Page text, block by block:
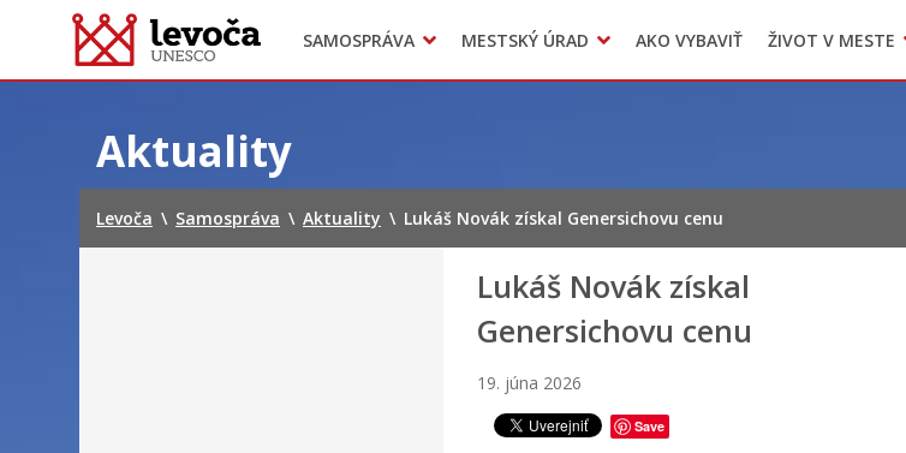
SAMOSPRÁVA
Dokumenty mesta
Transparentné
MESTSKÝ ÚRAD
Projekty
Voľba hlavného
AKO VYBAVIŤ ŽIVOT V MESTE
Doprava
LIMKA
Aktuality
Levoča \ Samospráva \ Aktuality \ Lukáš Novák získal Genersichovu cenu
Lukáš Novák získal
Genersichovu cenu
19. júna 2026
Save